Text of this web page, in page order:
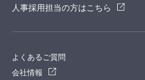
人事採用担当の方はこちら
よくあるご質問
会社情報